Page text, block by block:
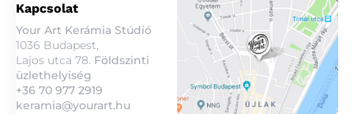
Kapcsolat
Your Art Kerámia Stúdió
1036 Budapest,
Lajos utca 78. Földszinti
üzlethelyiség
+36 70 977 2919
keramia@yourart.hu